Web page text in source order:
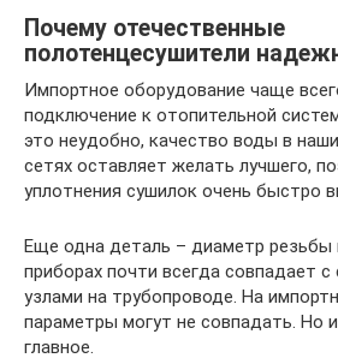
Почему отечественные
полотенцесушители
Импортное оборудование чаще
подключение к отопительной
это неудобно, качество воды в
сетях оставляет желать лучшего,
уплотнения сушилок очень быстро
Еще одна деталь – диаметр резьбы
приборах почти всегда совпадает
узлами на трубопроводе. На
параметры могут не совпадать. Но
главное.